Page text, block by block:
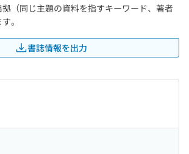
（同じ主題の資料を指すキーワード、著者
。
書誌情報を出力